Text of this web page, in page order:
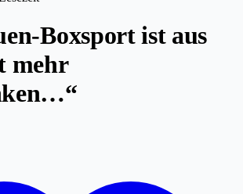
Boxsport ist aus
mehr